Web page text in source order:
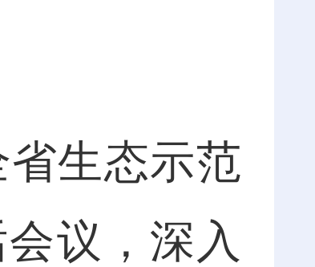
生态示范
议，深入